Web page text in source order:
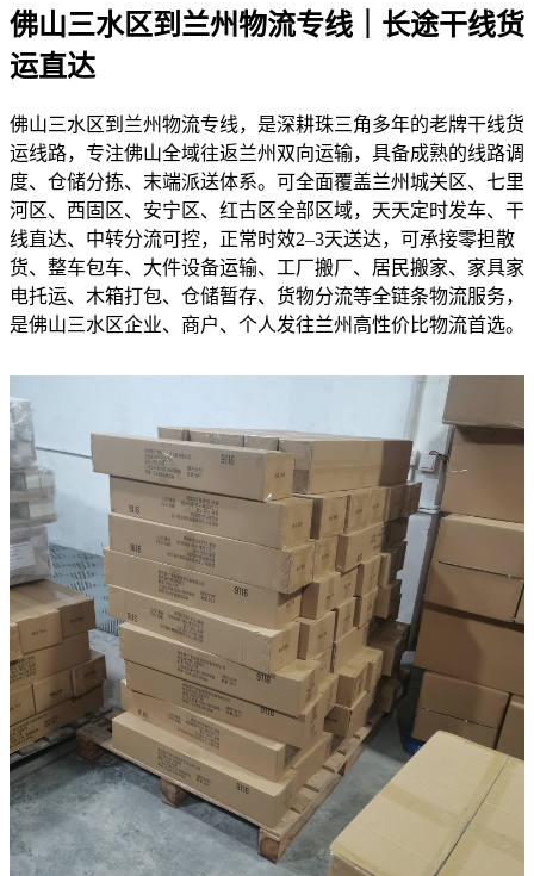
佛山三水区到兰州物流专线｜长途干线货
运直达
佛山三水区到兰州物流专线，是深耕珠三角多年的老牌干线货
运线路，专注佛山全域往返兰州双向运输，具备成熟的线路调
度、仓储分拣、末端派送体系。可全面覆盖兰州城关区、七里
河区、西固区、安宁区、红古区全部区域，天天定时发车、干
线直达、中转分流可控，正常时效2–3天送达，可承接零担散
货、整车包车、大件设备运输、工厂搬厂、居民搬家、家具家
电托运、木箱打包、仓储暂存、货物分流等全链条物流服务，
是佛山三水区企业、商户、个人发往兰州高性价比物流首选。